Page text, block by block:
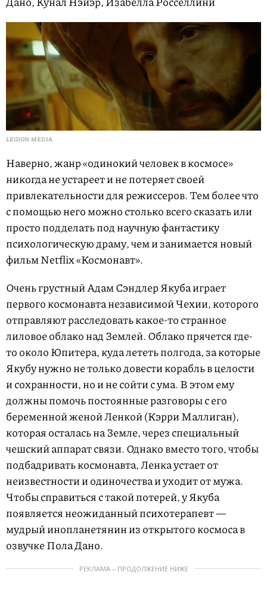
LEGION-MEDIA
Наверно, жанр «одинокий человек в космосе»
никогда не устареет и не потеряет своей
привлекательности для режиссеров. Тем более что
с помощью него можно столько всего сказать или
просто подделать под научную фантастику
психологическую драму, чем и занимается новый
фильм Netflix «Космонавт».
Очень грустный Адам Сэндлер Якуба играет
первого космонавта независимой Чехии, которого
отправляют расследовать какое-то странное
лиловое облако над Землей. Облако прячется где-
то около Юпитера, куда лететь полгода, за которые
Якубу нужно не только довести корабль в целости
и сохранности, но и не сойти с ума. В этом ему
должны помочь постоянные разговоры с его
беременной женой Ленкой (Кэрри Маллиган),
которая осталась на Земле, через специальный
чешский аппарат связи. Однако вместо того, чтобы
подбадривать космонавта, Ленка устает от
неизвестности и одиночества и уходит от мужа.
Чтобы справиться с такой потерей, у Якуба
появляется неожиданный психотерапевт —
мудрый инопланетянин из открытого космоса в
озвучке Пола Дано.
РЕКЛАМА – ПРОДОЛЖЕНИЕ НИЖЕ